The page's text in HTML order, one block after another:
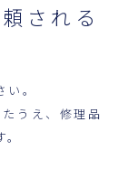
される
。
うえ、修理品